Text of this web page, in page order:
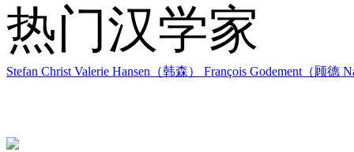
热门汉学家
Stefan Christ Valerie Hansen（韩森） François Godement（顾德